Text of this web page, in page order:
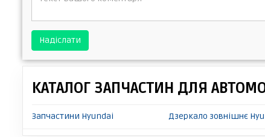
Надіслати
КАТАЛОГ ЗАПЧАСТИН ДЛЯ
Запчастини Hyundai Дзеркало зовнішнє